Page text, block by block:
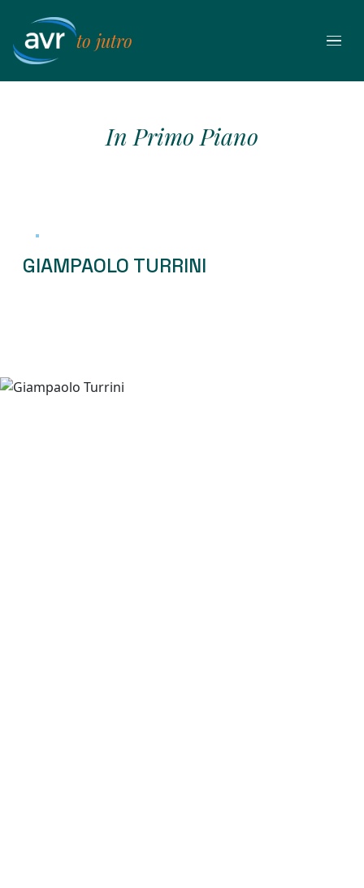
treści
to jutro
In Primo Piano
GIAMPAOLO TURRINI